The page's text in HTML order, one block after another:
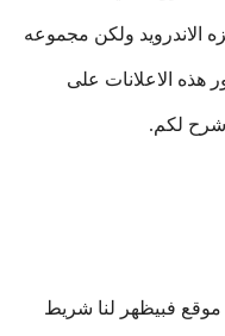
الاندرويد ولكن مجموعه
الاعلانات على
لكم.
فبيظهر لنا شريط